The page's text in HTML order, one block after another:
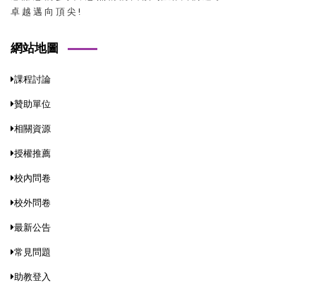
卓 越 邁 向 頂 尖 !
網站地圖
課程討論
贊助單位
相關資源
授權推薦
校內問卷
校外問卷
最新公告
常見問題
助教登入